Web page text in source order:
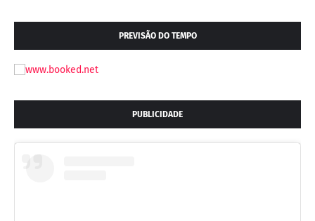
PREVISÃO DO TEMPO
PUBLICIDADE